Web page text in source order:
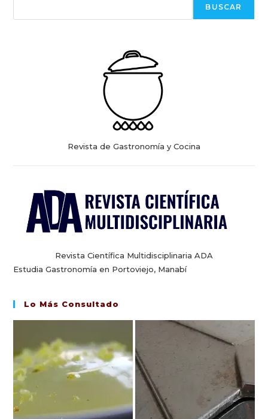
BUSCAR
Revista de Gastronomía y Cocina
Revista Científica Multidisciplinaria ADA
Estudia Gastronomía en Portoviejo, Manabí
Lo Más Consultado